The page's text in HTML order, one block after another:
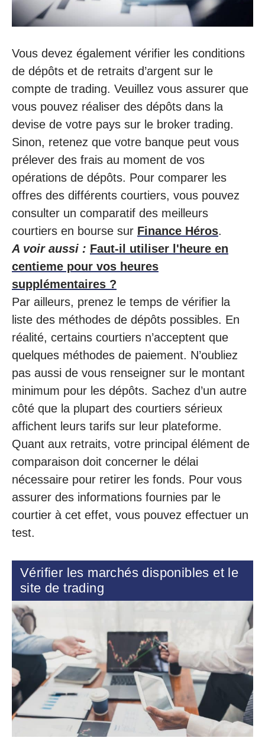
Vous devez également vérifier les conditions
de dépôts et de retraits d’argent sur le
compte de trading. Veuillez vous assurer que
vous pouvez réaliser des dépôts dans la
devise de votre pays sur le broker trading.
Sinon, retenez que votre banque peut vous
prélever des frais au moment de vos
opérations de dépôts. Pour comparer les
offres des différents courtiers, vous pouvez
consulter un comparatif des meilleurs
courtiers en bourse sur Finance Héros.
A voir aussi : Faut-il utiliser l'heure en
centieme pour vos heures
supplémentaires ?
Par ailleurs, prenez le temps de vérifier la
liste des méthodes de dépôts possibles. En
réalité, certains courtiers n’acceptent que
quelques méthodes de paiement. N’oubliez
pas aussi de vous renseigner sur le montant
minimum pour les dépôts. Sachez d’un autre
côté que la plupart des courtiers sérieux
affichent leurs tarifs sur leur plateforme.
Quant aux retraits, votre principal élément de
comparaison doit concerner le délai
nécessaire pour retirer les fonds. Pour vous
assurer des informations fournies par le
courtier à cet effet, vous pouvez effectuer un
test.
Vérifier les marchés disponibles et le
site de trading